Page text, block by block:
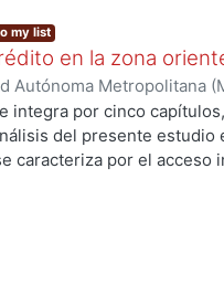
my list
en la zona
Autónoma Metropolitana
de Información.,2022-08-
integra por cinco
del presente estudio
caracteriza por el acceso